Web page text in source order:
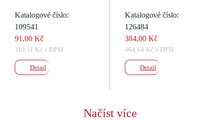
Katalogové číslo:
109541
91,00 Kč
110,11 Kč s DPH
Detail
Katalogové číslo:
126484
384,00 Kč
464,64 Kč s DPH
Detail
Načíst více